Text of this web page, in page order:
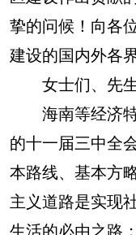
挚的问候！向各
建设的国内外各
女士们、先生
海南等经济特
的十一届三中全
本路线、基本方
主义道路是实现
生活的必由之路